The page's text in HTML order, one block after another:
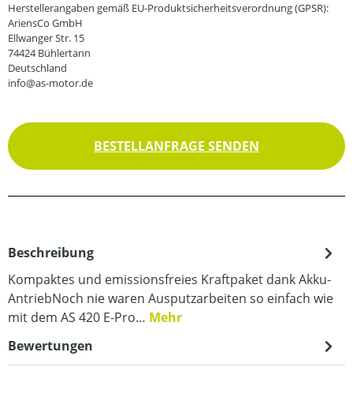
Herstellerangaben gemäß EU-Produktsicherheitsverordnung (GPSR):
AriensCo GmbH
Ellwanger Str. 15
74424 Bühlertann
Deutschland
info@as-motor.de
BESTELLANFRAGE SENDEN
Beschreibung
Kompaktes und emissionsfreies Kraftpaket dank Akku-
AntriebNoch nie waren Ausputzarbeiten so einfach wie
mit dem AS 420 E-Pro… Mehr
Bewertungen